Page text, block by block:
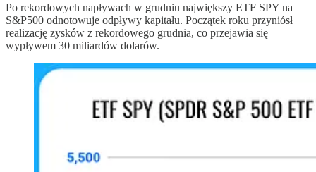
Po rekordowych napływach w grudniu największy ETF SPY na
S&P500 odnotowuje odpływy kapitału. Początek roku przyniósł
realizację zysków z rekordowego grudnia, co przejawia się
wypływem 30 miliardów dolarów.